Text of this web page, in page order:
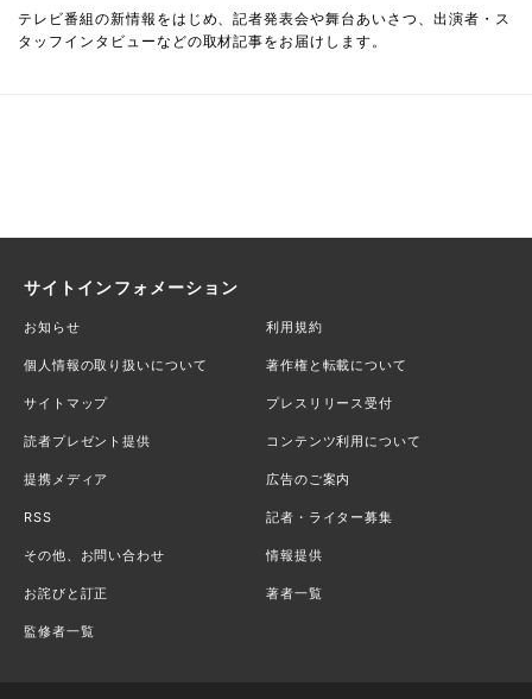
テレビ番組の新情報をはじめ、記者発表会や舞台あいさつ、出演者・ス
タッフインタビューなどの取材記事をお届けします。
サイトインフォメーション
お知らせ 利用規約
個人情報の取り扱いについて 著作権と転載について
サイトマップ プレスリリース受付
読者プレゼント提供 コンテンツ利用について
提携メディア 広告のご案内
RSS 記者・ライター募集
その他、お問い合わせ 情報提供
お詫びと訂正 著者一覧
監修者一覧